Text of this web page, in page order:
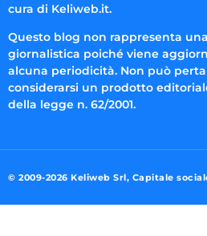
cura di Keliweb.it.
Questo blog non rappresenta
giornalistica poiché viene
alcuna periodicità. Non può
considerarsi un prodotto
della legge n. 62/2001.
© 2009-2026 Keliweb Srl, Capitale